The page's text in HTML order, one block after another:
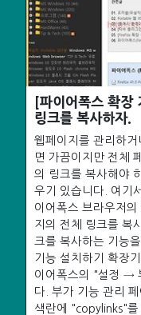
[파이어폭스 확장
링크를 복사하자.
웹페이지를 관리하거
면 가끔이지만 전체
의 링크를 복사해야
우기 있습니다. 여기
이어폭스 브라우저의
지의 전체 링크를 복
크를 복사하는 기능
기능 설치하기 확장
이어폭스의 "설정 →
다. 부가 기능 관리
색란에 "copylinks"를